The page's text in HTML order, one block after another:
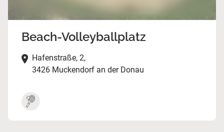
Beach-Volleyballplatz
Hafenstraße, 2,
3426 Muckendorf an der Donau